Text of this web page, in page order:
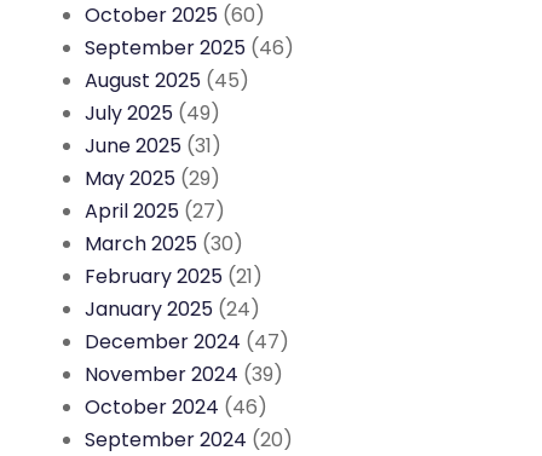
October 2025 (60)
September 2025 (46)
August 2025 (45)
July 2025 (49)
June 2025 (31)
May 2025 (29)
April 2025 (27)
March 2025 (30)
February 2025 (21)
January 2025 (24)
December 2024 (47)
November 2024 (39)
October 2024 (46)
September 2024 (20)